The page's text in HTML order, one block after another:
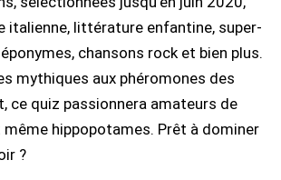
italienne, littérature enfantine, super-
chansons rock et bien plus.
mythiques aux phéromones des
ce quiz passionnera amateurs de
hippopotames. Prêt à dominer
?